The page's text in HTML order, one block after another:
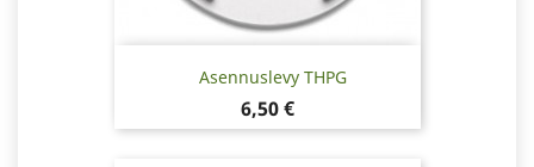
Asennuslevy THPG
Hinta
6,50 €